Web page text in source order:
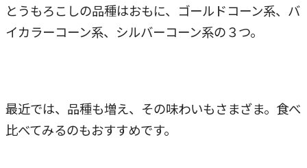
とうもろこしの品種はおもに、ゴールドコーン系、バ
イカラーコーン系、シルバーコーン系の３つ。
最近では、品種も増え、その味わいもさまざま。食べ
比べてみるのもおすすめです。